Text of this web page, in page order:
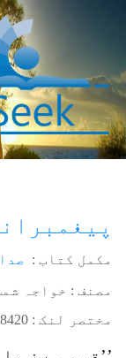
مکمل کتاب :
مصنف : خواجہ
مختصر لنک :